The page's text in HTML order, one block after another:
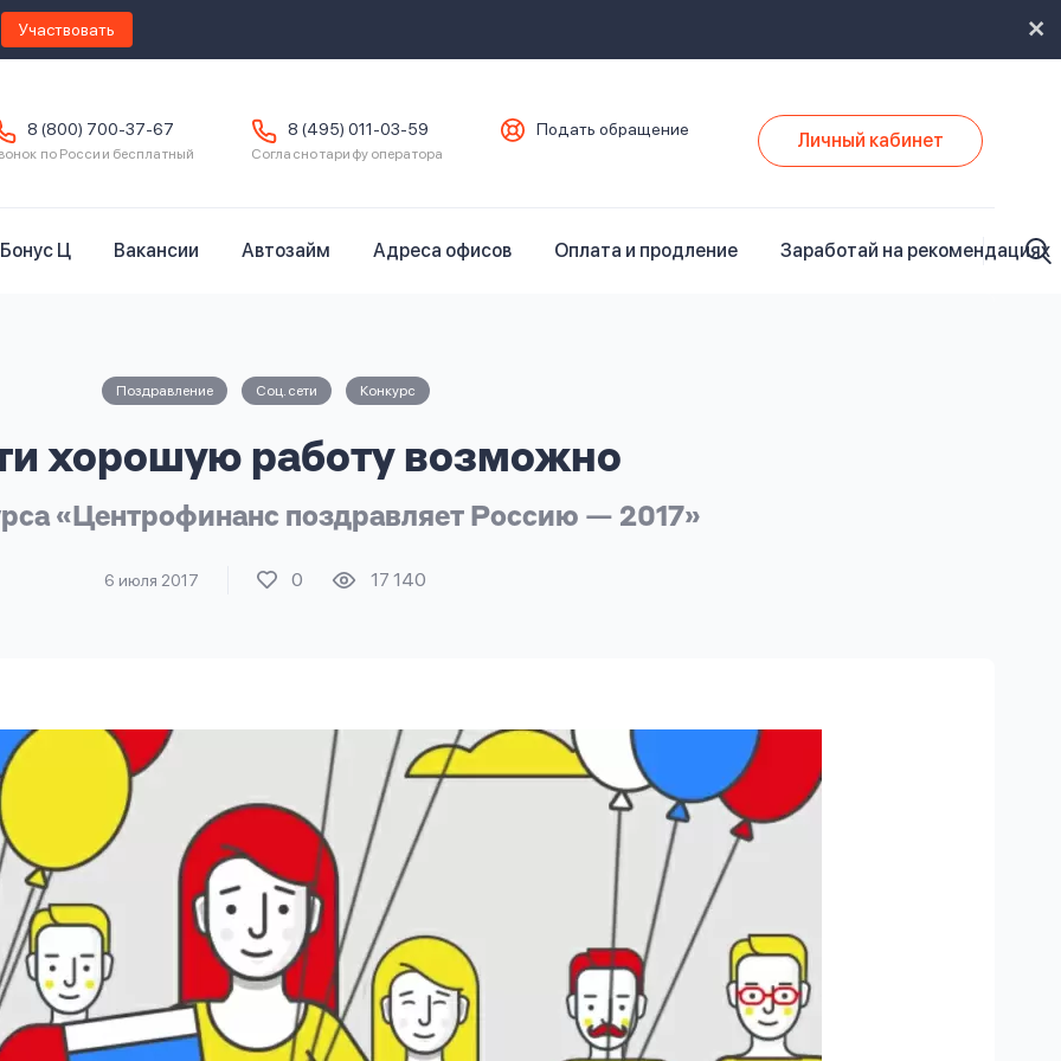
Участвовать
8 (800) 700-37-67
по России бесплатный
8 (495) 011-03-59
Согласно тарифу оператора
Подать обращение Личный кабинет
Бонус Ц Вакансии Автозайм Адреса офисов Оплата и продление Заработай на рекомендациях
Поздравление Соц. сети Конкурс
хорошую работу возможно
«Центрофинанс поздравляет Россию — 2017»
6 июля 2017 0 17 140